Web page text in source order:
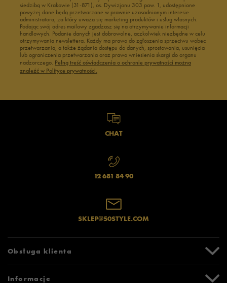
siedzibą w Krakowie (31-871), os. Dywizjonu 303 paw. 1, udostępnione
powyżej dane będą przetwarzane w prawnie uzasadnionym interesie
administratora, za który uważa się marketing produktów i usług własnych.
Podając swój adres mailowy zgadzasz się na otrzymywanie informacji
handlowych. Podanie danych jest dobrowolne, aczkolwiek niezbędne w celu
otrzymywania newslettera. Każdy ma prawo do zgłoszenia sprzeciwu wobec
przetwarzania, a także żądania dostępu do danych, sprostowania, usunięcia
lub ograniczenia przetwarzania oraz prawo wniesienia skargi do organu
nadzorczego. Pełną treść oświadczenia o ochronie prywatności można
znaleźć w Polityce prywatności.
CHAT
12 681 84 90
SKLEP@50STYLE.COM
Obsługa klienta
Informacje